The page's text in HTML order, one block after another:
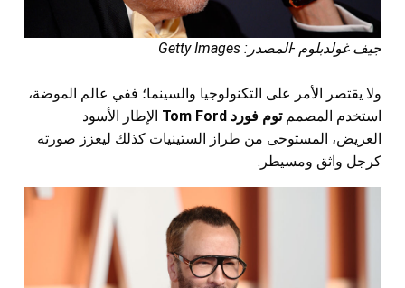
جيف غولدبلوم -المصدر: Getty Images
ولا يقتصر الأمر على التكنولوجيا والسينما؛ ففي عالم الموضة،
استخدم المصممتوم فورد Tom Ford
الإطار الأسود
العريض، المستوحى من طراز الستينيات كذلك ليعزز صورته
كرجل واثق ومسيطر.